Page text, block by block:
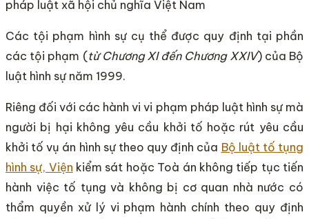
pháp luật xã hội chủ nghĩa Việt Nam
Các tội phạm hình sự cụ thể được quy định tại phần
các tội phạm (từ Chương XI đến Chương XXIV) của Bộ
luật hình sự năm 1999.
Riêng đối với các hành vi vi phạm pháp luật hình sự mà
người bị hại không yêu cầu khởi tố hoặc rút yêu cầu
khởi tố vụ án hình sự theo quy định của Bộ luật tố tụng
hình sự, Viện kiểm sát hoặc Toà án không tiếp tục tiến
hành việc tố tụng và không bị cơ quan nhà nước có
thẩm quyền xử lý vi phạm hành chính theo quy định